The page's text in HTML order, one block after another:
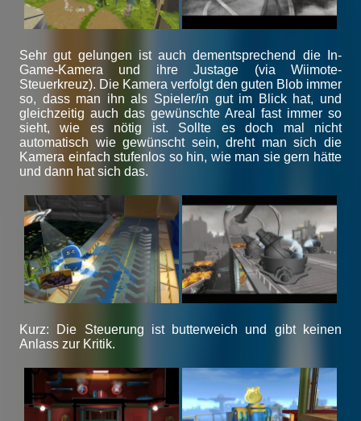
Sehr gut gelungen ist auch dementsprechend die In-
Game-Kamera und ihre Justage (via Wiimote-
Steuerkreuz). Die Kamera verfolgt den guten Blob immer
so, dass man ihn als Spieler/in gut im Blick hat, und
gleichzeitig auch das gewünschte Areal fast immer so
sieht, wie es nötig ist. Sollte es doch mal nicht
automatisch wie gewünscht sein, dreht man sich die
Kamera einfach stufenlos so hin, wie man sie gern hätte
und dann hat sich das.
Kurz: Die Steuerung ist butterweich und gibt keinen
Anlass zur Kritik.